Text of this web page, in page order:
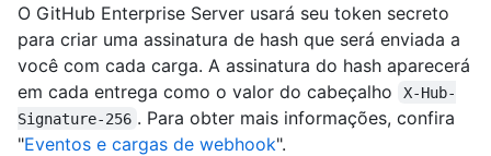
O GitHub Enterprise Server usará seu token secreto
para criar uma assinatura de hash que será enviada a
você com cada carga. A assinatura do hash aparecerá
em cada entrega como o valor do cabeçalho
X-Hub-
Signature-256 . Para obter mais informações, confira
"Eventos e cargas de webhook".